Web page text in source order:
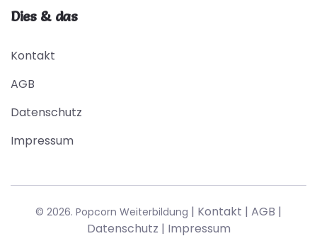
Dies & das
Kontakt
AGB
Datenschutz
Impressum
© 2026. Popcorn Weiterbildung | Kontakt | AGB |
Datenschutz | Impressum